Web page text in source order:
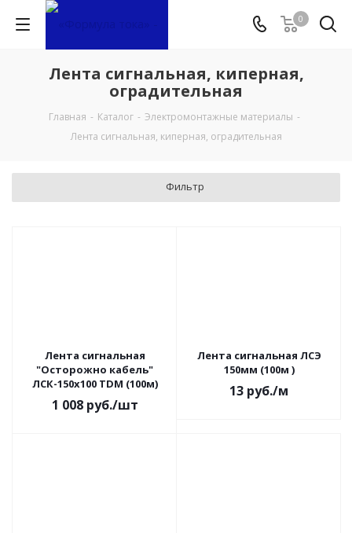
0
Лента сигнальная, киперная,
оградительная
Главная - Каталог - Электромонтажные материалы -
Лента сигнальная, киперная, оградительная
Фильтр
Лента сигнальная
"Осторожно кабель"
ЛСК-150х100 TDM (100м)
1 008руб./шт
Лента сигнальная ЛСЭ
150мм (100м )
13 руб./м